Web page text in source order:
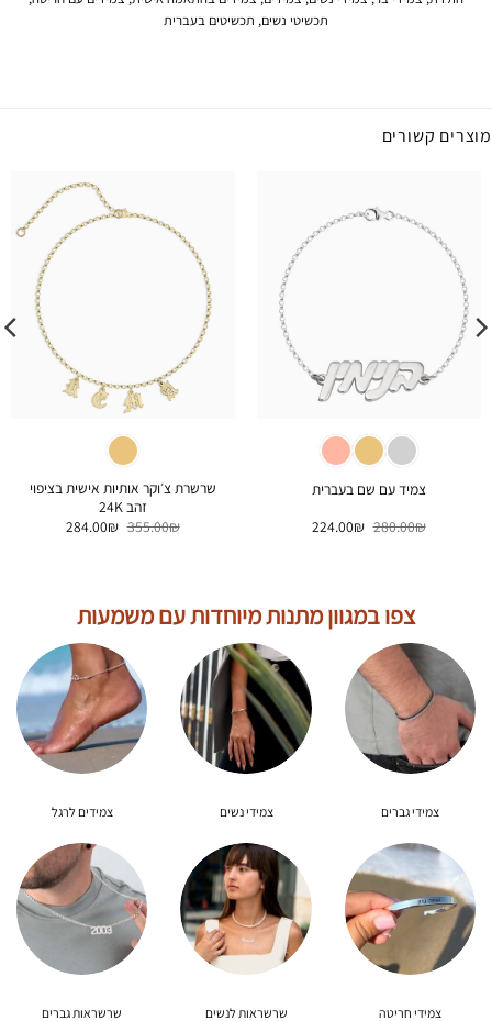
תכשיטי נשים, תכשיטים בעברית
מוצרים קשורים
צמיד עם שם בעברית
280.00₪ המחיר
224.00₪ המחיר
שרשרת צ׳וקר אותיות אישית בציפוי
זהב 24K
355.00₪ המחיר
284.00₪ המחיר
צפו במגוון מתנות מיוחדות עם משמעות
צמידי גברים צמידי נשים צמידים לרגל
צמידי חריטה שרשראות לנשים שרשראות גברים